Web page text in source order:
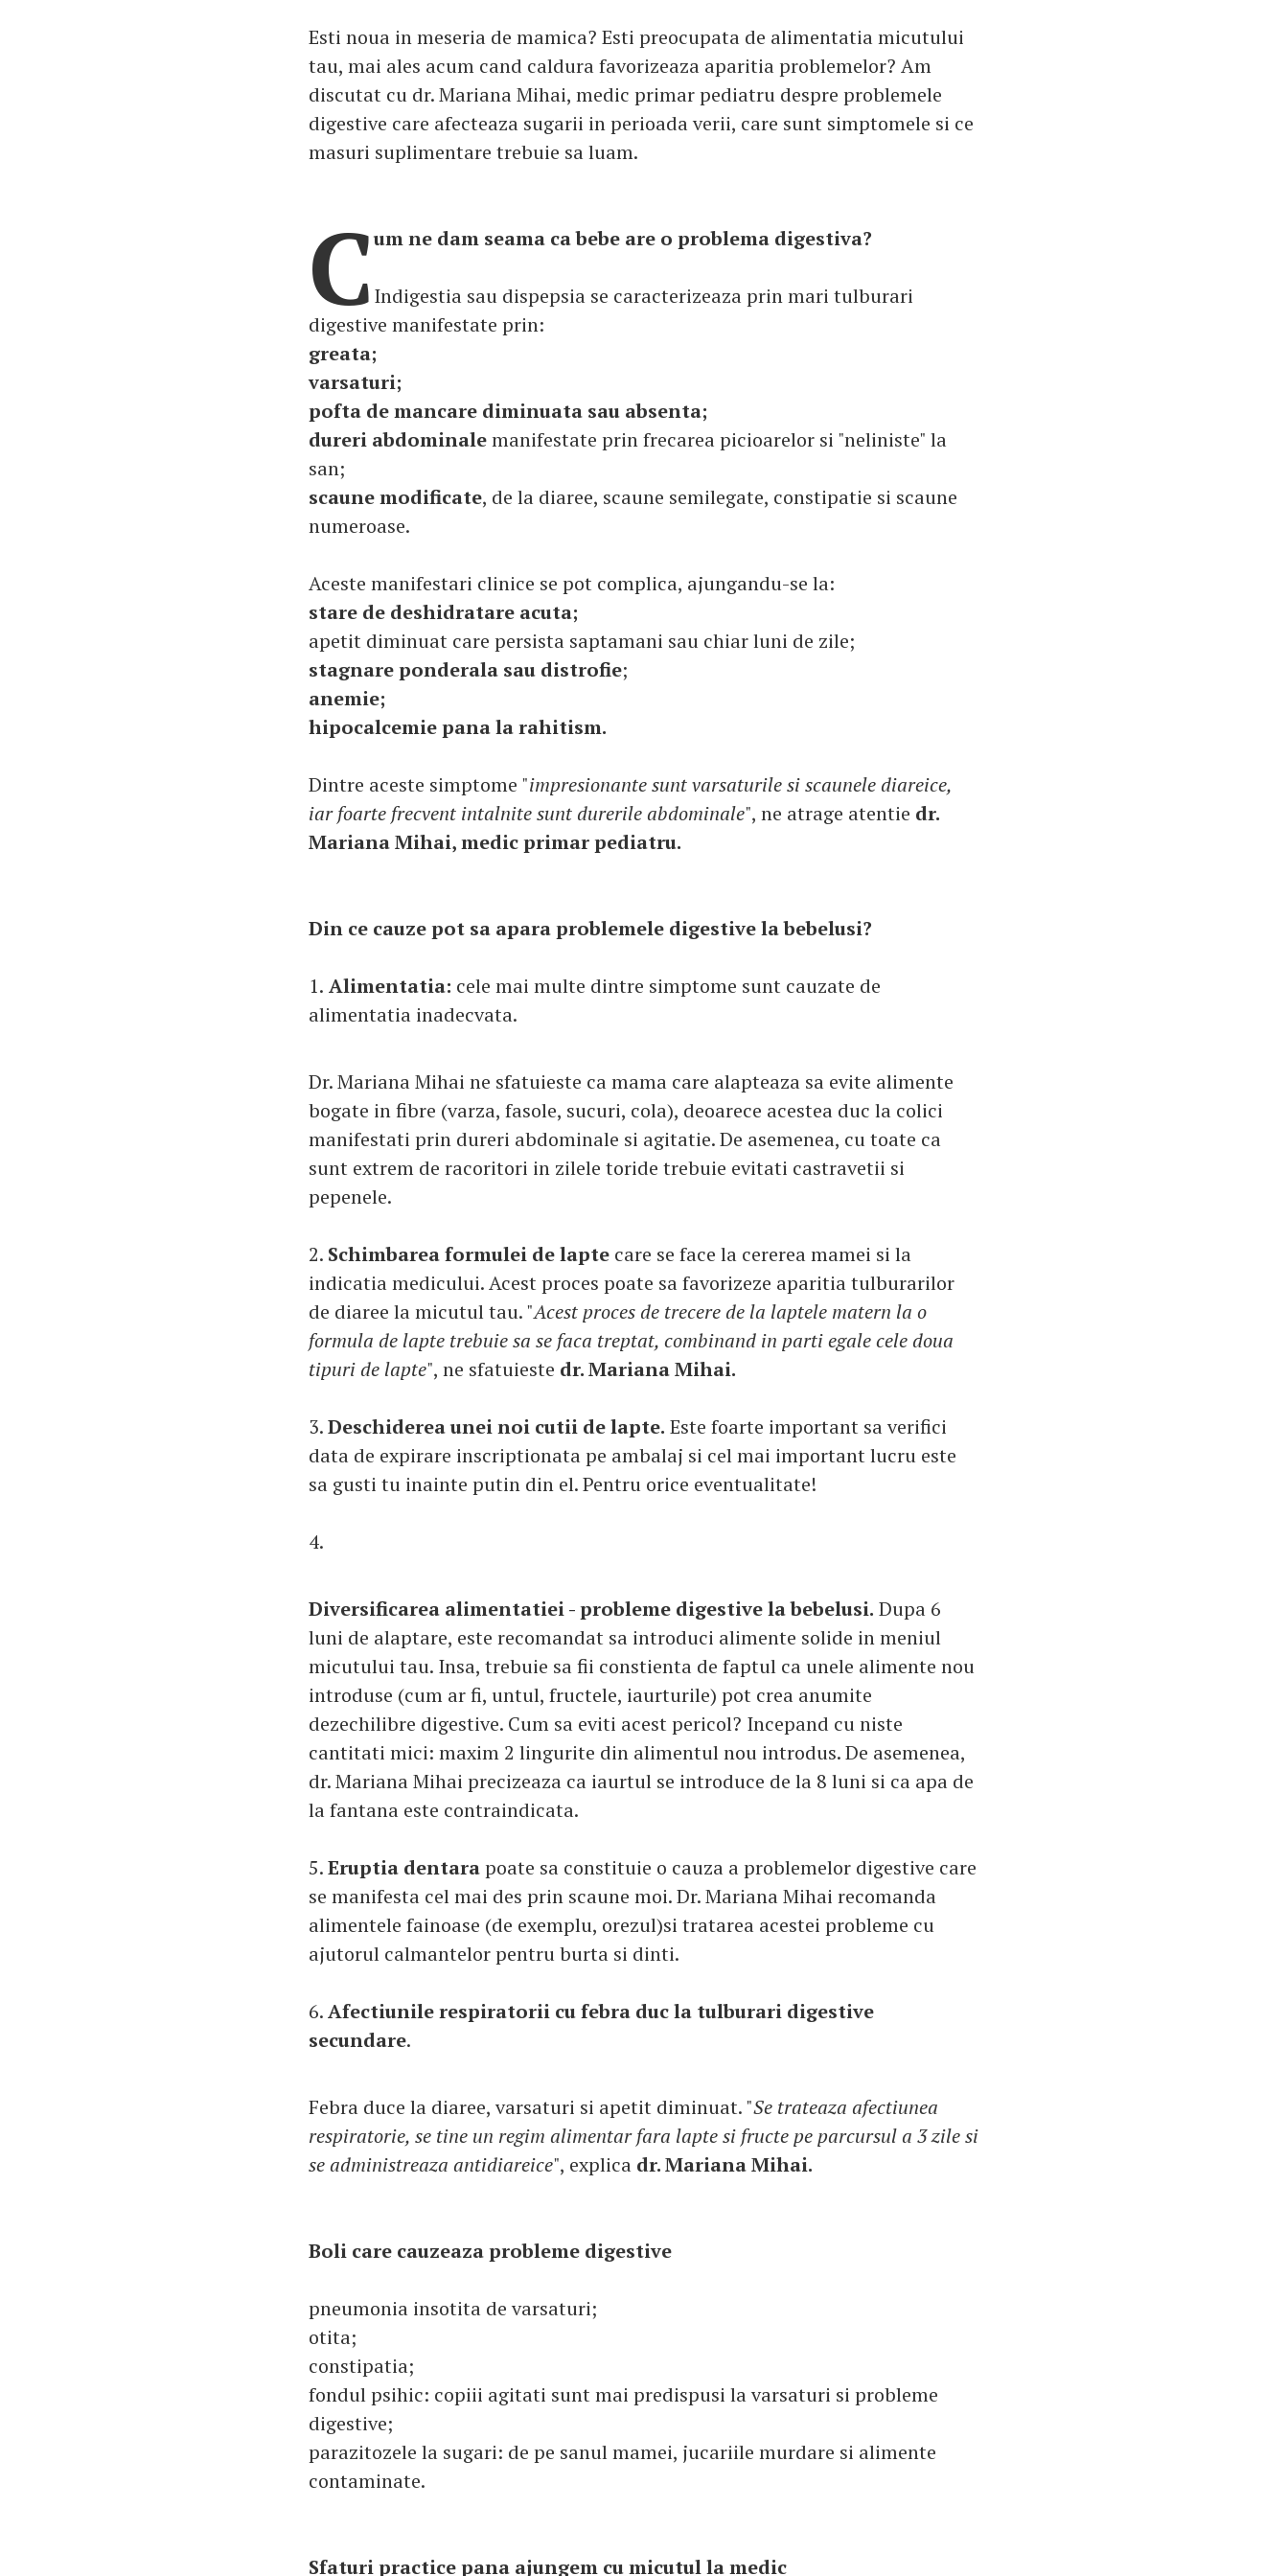
Esti noua in meseria de mamica? Esti preocupata de alimentatia micutului
tau, mai ales acum cand caldura favorizeaza aparitia problemelor? Am
discutat cu dr. Mariana Mihai, medic primar pediatru despre problemele
digestive care afecteaza sugarii in perioada verii, care sunt simptomele si ce
masuri suplimentare trebuie sa luam.
Cum ne dam seama ca bebe are o problema digestiva?
Indigestia sau dispepsia se caracterizeaza prin mari tulburari
digestive manifestate prin:
greata;
varsaturi;
pofta de mancare diminuata sau absenta;
dureri abdominalemanifestate prin frecarea picioarelor si "neliniste" la
san;
scaune modificate, de la diaree, scaune semilegate, constipatie si scaune
numeroase.
Aceste manifestari clinice se pot complica, ajungandu-se la:
stare de deshidratare acuta;
apetit diminuat care persista saptamani sau chiar luni de zile;
stagnare ponderala sau distrofie;
anemie;
hipocalcemie pana la rahitism.
Dintre aceste simptome "impresionante sunt varsaturile si scaunele diareice,
iar foarte frecvent intalnite sunt durerile abdominale", ne atrage atentie dr.
Mariana Mihai, medic primar pediatru.
Din ce cauze pot sa apara problemele digestive la bebelusi?
1. Alimentatia: cele mai multe dintre simptome sunt cauzate de
alimentatia inadecvata.
Dr. Mariana Mihai ne sfatuieste ca mama care alapteaza sa evite alimente
bogate in fibre (varza, fasole, sucuri, cola), deoarece acestea duc la colici
manifestati prin dureri abdominale si agitatie. De asemenea, cu toate ca
sunt extrem de racoritori in zilele toride trebuie evitati castravetii si
pepenele.
2. Schimbarea formulei de lapte care se face la cererea mamei si la
indicatia medicului. Acest proces poate sa favorizeze aparitia tulburarilor
de diaree la micutul tau. "Acest proces de trecere de la laptele matern la o
formula de lapte trebuie sa se faca treptat, combinand in parti egale cele doua
tipuri de lapte", ne sfatuieste dr. Mariana Mihai.
3.Deschiderea unei noi cutii de lapte. Este foarte important sa verifici
data de expirare inscriptionata pe ambalaj si cel mai important lucru este
sa gusti tu inainte putin din el. Pentru orice eventualitate!
4.
Diversificarea alimentatiei - probleme digestive la bebelusi. Dupa 6
luni de alaptare, este recomandat sa introduci alimente solide in meniul
micutului tau. Insa, trebuie sa fii constienta de faptul ca unele alimente nou
introduse (cum ar fi, untul, fructele, iaurturile) pot crea anumite
dezechilibre digestive. Cum sa eviti acest pericol? Incepand cu niste
cantitati mici: maxim 2 lingurite din alimentul nou introdus. De asemenea,
dr. Mariana Mihai precizeaza ca iaurtul se introduce de la 8 luni si ca apa de
la fantana este contraindicata.
5.Eruptia dentarapoate sa constituie o cauza a problemelor digestive care
se manifesta cel mai des prin scaune moi. Dr. Mariana Mihai recomanda
alimentele fainoase (de exemplu, orezul)si tratarea acestei probleme cu
ajutorul calmantelor pentru burta si dinti.
6.Afectiunile respiratorii cu febra duc la tulburari digestive
secundare.
Febra duce la diaree, varsaturi si apetit diminuat. "Se trateaza afectiunea
respiratorie, se tine un regim alimentar fara lapte si fructe pe parcursul a 3 zile si
se administreaza antidiareice", explica dr. Mariana Mihai.
Boli care cauzeaza probleme digestive
pneumonia insotita de varsaturi;
otita;
constipatia;
fondul psihic: copiii agitati sunt mai predispusi la varsaturi si probleme
digestive;
parazitozele la sugari: de pe sanul mamei, jucariile murdare si alimente
contaminate.
Sfaturi practice pana ajungem cu micutul la medic